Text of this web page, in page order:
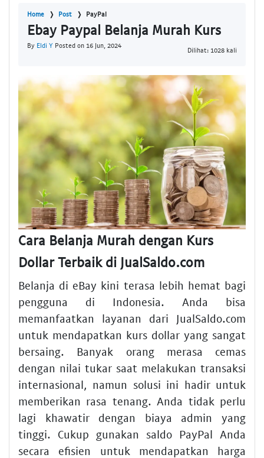
Home Post PayPal
Ebay Paypal Belanja Murah Kurs
By Eldi Y Posted on 16 Jun, 2024
Dilihat: 1028 kali
Cara Belanja Murah dengan Kurs
Dollar Terbaik di JualSaldo.com
Belanja di eBay kini terasa lebih hemat bagi
pengguna di Indonesia. Anda bisa
memanfaatkan layanan dari JualSaldo.com
untuk mendapatkan kurs dollar yang sangat
bersaing. Banyak orang merasa cemas
dengan nilai tukar saat melakukan transaksi
internasional, namun solusi ini hadir untuk
memberikan rasa tenang. Anda tidak perlu
lagi khawatir dengan biaya admin yang
tinggi. Cukup gunakan saldo PayPal Anda
secara efisien untuk mendapatkan harga